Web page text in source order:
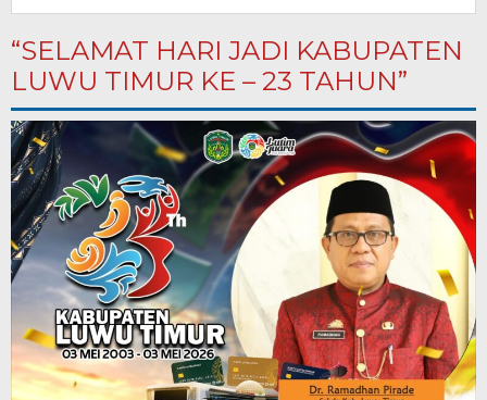
“SELAMAT HARI JADI KABUPATEN
LUWU TIMUR KE – 23 TAHUN”